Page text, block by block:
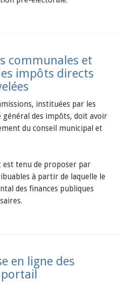
communales et
impôts directs
instituées par les
général des impôts, doit avoir
du conseil municipal et
est tenu de proposer par
à partir de laquelle le
des finances publiques
en ligne des